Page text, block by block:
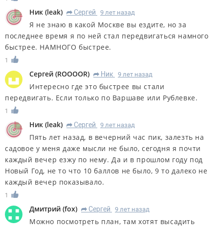
Ник (leak) R Сергей 9 лет назад
Я не знаю в какой Москве вы ездите, но за
последнее время я по ней стал передвигаться намного
быстрее. НАМНОГО быстрее.
1
Сергей (ROOOOR) R Ник 9 лет назад
Интересно где это быстрее вы стали
передвигать. Если только по Варшаве или Рублевке.
1
Ник (leak) R Сергей 9 лет назад
Пять лет назад, в вечерний час пик, залезть на
садовое у меня даже мысли не было, сегодня я почти
каждый вечер езжу по нему. Да и в прошлом году под
Новый Год, не то что 10 баллов не было, 9 то далеко не
каждый вечер показывало.
1
Дмитрий (fox) R Сергей 9 лет назад
Можно посмотреть план, там хотят высадить